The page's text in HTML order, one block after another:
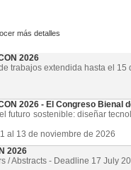
más detalles
2026
trabajos extendida hasta el 15
2026 - El Congreso Bienal
futuro sostenible: diseñar
al 13 de noviembre de 2026
2026
/ Abstracts - Deadline 17 July